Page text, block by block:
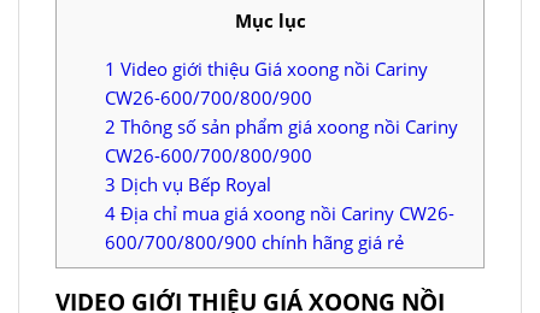
Mục lục
1 Video giới thiệu Giá xoong nồi Cariny
CW26-600/700/800/900
2 Thông số sản phẩm giá xoong nồi Cariny
CW26-600/700/800/900
3 Dịch vụ Bếp Royal
4 Địa chỉ mua giá xoong nồi Cariny CW26-
600/700/800/900 chính hãng giá rẻ
VIDEO GIỚI THIỆU GIÁ XOONG NỒI